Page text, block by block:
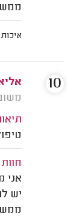
ממש
איכות
משוב: 28/10/
אני
יש
ממש
10